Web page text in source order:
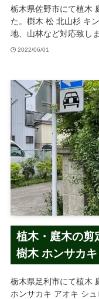
栃木県佐野市にて植木
た。樹木 松 北山杉 キ
地、山林など対応致し
2022/06/01
植木・庭木の剪
樹木 ホンサカ
栃木県足利市にて植木
ホンサカキ アオキ シ